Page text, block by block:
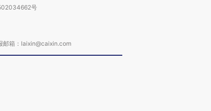
号
箱：laixin@caixin.com